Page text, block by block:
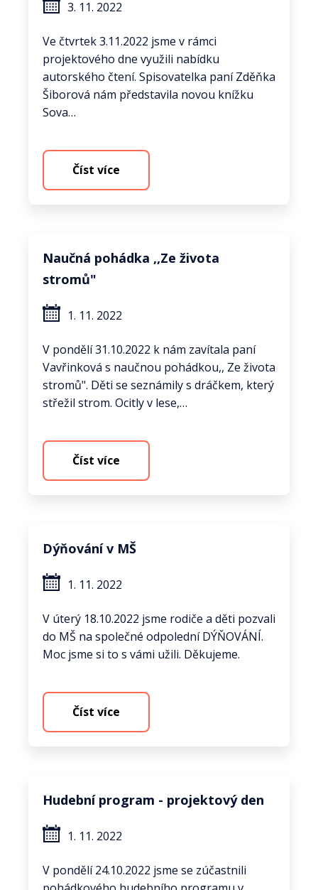
3. 11. 2022
Ve čtvrtek 3.11.2022 jsme v rámci
projektového dne využili nabídku
autorského čtení. Spisovatelka paní Zděňka
Šiborová nám představila novou knížku
Sova…
Číst více
Naučná pohádka ,,Ze života
stromů"
1. 11. 2022
V pondělí 31.10.2022 k nám zavítala paní
Vavřinková s naučnou pohádkou,, Ze života
stromů". Děti se seznámily s dráčkem, který
střežil strom. Ocitly v lese,…
Číst více
Dýňování v MŠ
1. 11. 2022
V úterý 18.10.2022 jsme rodiče a děti pozvali
do MŠ na společné odpolední DÝŇOVÁNÍ.
Moc jsme si to s vámi užili. Děkujeme.
Číst více
Hudební program - projektový den
1. 11. 2022
V pondělí 24.10.2022 jsme se zúčastnili